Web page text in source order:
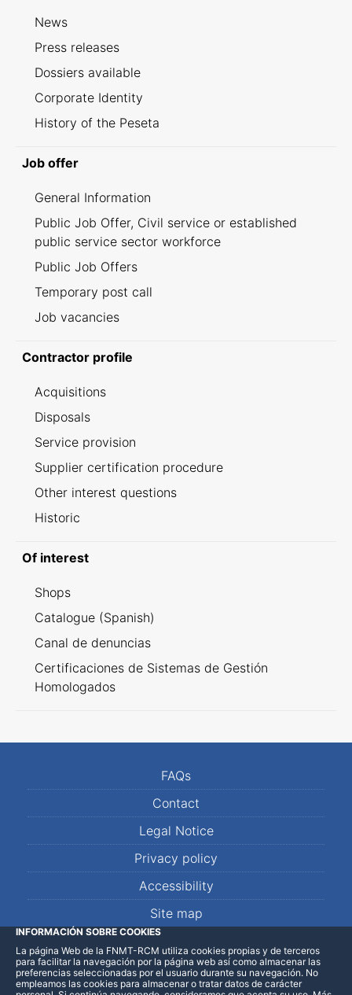
News
Press releases
Dossiers available
Corporate Identity
History of the Peseta
Job offer
General Information
Public Job Offer, Civil service or established
public service sector workforce
Public Job Offers
Temporary post call
Job vacancies
Contractor profile
Acquisitions
Disposals
Service provision
Supplier certification procedure
Other interest questions
Historic
Of interest
Shops
Catalogue (Spanish)
Canal de denuncias
Certificaciones de Sistemas de Gestión
Homologados
FAQs
Contact
Legal Notice
Privacy policy
Accessibility
Site map
LinkedInFacebookWhatsApp
INFORMACIÓN SOBRE COOKIES
La página Web de la FNMT-RCM utiliza cookies propias y de terceros
para facilitar la navegación por la página web así como almacenar las
preferencias seleccionadas por el usuario durante su navegación. No
empleamos las cookies para almacenar o tratar datos de carácter